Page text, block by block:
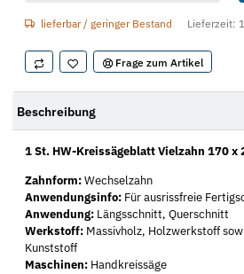
lieferbar / geringer Bestand Lieferzeit:
Frage zum Artikel
Beschreibung
1 St. HW-Kreissägeblatt Vielzahn 170 x
Zahnform:Wechselzahn
Anwendungsinfo: Für ausrissfreie
Anwendung: Längsschnitt, Querschnitt
Werkstoff: Massivholz, Holzwerkstoff
Kunststoff
Maschinen: Handkreissäge